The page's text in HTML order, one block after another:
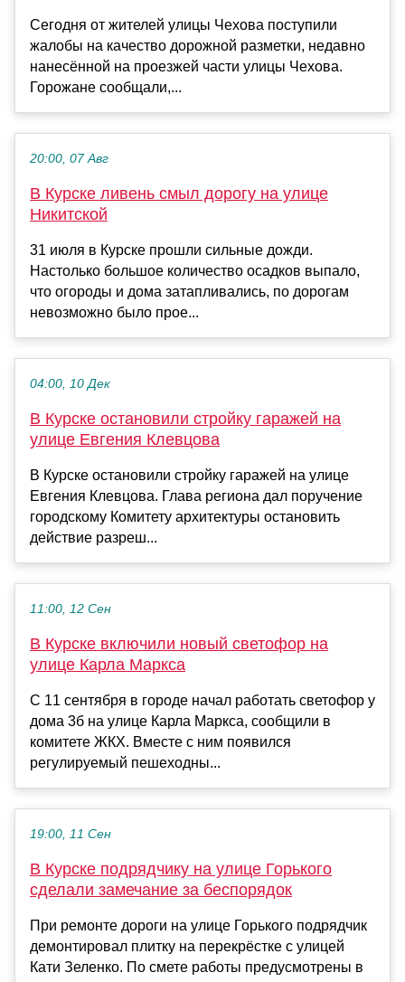
Сегодня от жителей улицы Чехова поступили
жалобы на качество дорожной разметки, недавно
нанесённой на проезжей части улицы Чехова.
Горожане сообщали,...
20:00, 07 Авг
В Курске ливень смыл дорогу на улице
Никитской
31 июля в Курске прошли сильные дожди.
Настолько большое количество осадков выпало,
что огороды и дома затапливались, по дорогам
невозможно было прое...
04:00, 10 Дек
В Курске остановили стройку гаражей на
улице Евгения Клевцова
В Курске остановили стройку гаражей на улице
Евгения Клевцова. Глава региона дал поручение
городскому Комитету архитектуры остановить
действие разреш...
11:00, 12 Сен
В Курске включили новый светофор на
улице Карла Маркса
С 11 сентября в городе начал работать светофор у
дома 3б на улице Карла Маркса, сообщили в
комитете ЖКХ. Вместе с ним появился
регулируемый пешеходны...
19:00, 11 Сен
В Курске подрядчику на улице Горького
сделали замечание за беспорядок
При ремонте дороги на улице Горького подрядчик
демонтировал плитку на перекрёстке с улицей
Кати Зеленко. По смете работы предусмотрены в